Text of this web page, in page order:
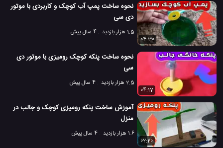
نحوه ساخت پمپ آب کوچک و کاربردی با موتور
دی سی
1.5 هزار بازدید
4 سال پیش
04:30
نحوه ساخت پنکه کوچک رومیزی با موتور دی
سی
2.5 هزار بازدید
4 سال پیش
04:17
آموزش ساخت پنکه رومیزی کوچک و جالب در
منزل
1.6 هزار بازدید
4 سال پیش
02:20